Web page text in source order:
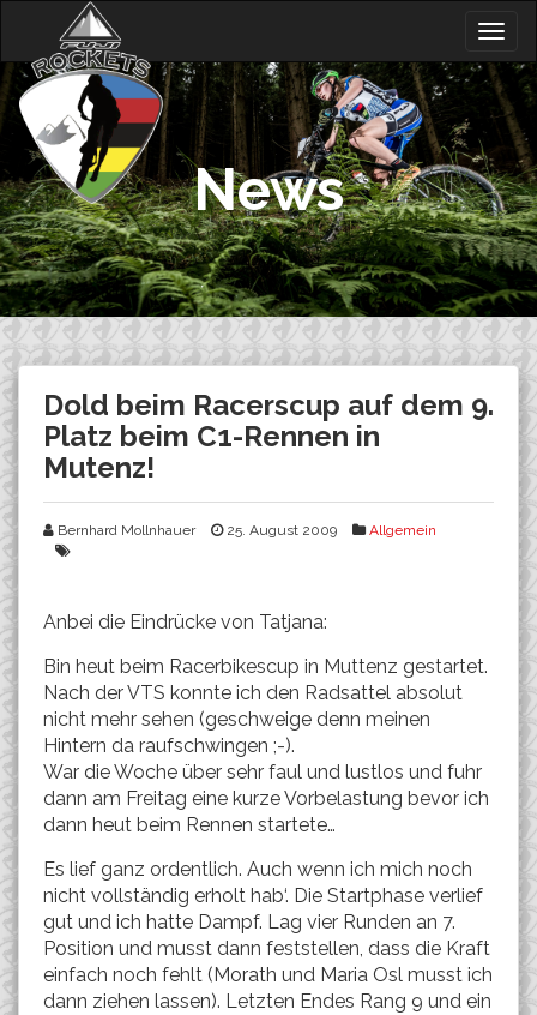
content
News
Dold beim Racerscup auf dem 9.
Platz beim C1-Rennen in
Mutenz!
Bernhard Mollnhauer 25. August 2009 Allgemein
Anbei die Eindrücke von Tatjana:
Bin heut beim Racerbikescup in Muttenz gestartet.
Nach der VTS konnte ich den Radsattel absolut
nicht mehr sehen (geschweige denn meinen
Hintern da raufschwingen ;-).
War die Woche über sehr faul und lustlos und fuhr
dann am Freitag eine kurze Vorbelastung bevor ich
dann heut beim Rennen startete…
Es lief ganz ordentlich. Auch wenn ich mich noch
nicht vollständig erholt hab‘. Die Startphase verlief
gut und ich hatte Dampf. Lag vier Runden an 7.
Position und musst dann feststellen, dass die Kraft
einfach noch fehlt (Morath und Maria Osl musst ich
dann ziehen lassen). Letzten Endes Rang 9 und ein